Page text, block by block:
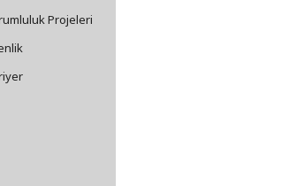
Projeleri